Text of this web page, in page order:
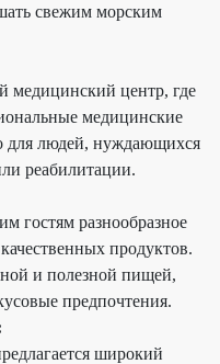
свежим морским
медицинский центр, где
медицинские
для людей, нуждающихся
реабилитации.
гостям разнообразное
продуктов.
и полезной пищей,
предпочтения.
широкий